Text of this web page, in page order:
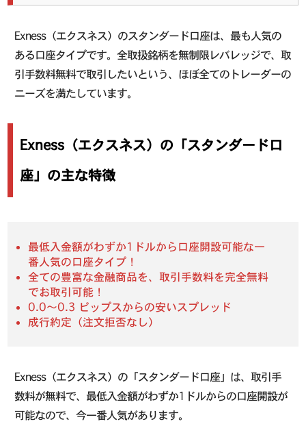
Exness（エクスネス）のスタンダード口座は、最も人気の
ある口座タイプです。全取扱銘柄を無制限レバレッジで、取
引手数料無料で取引したいという、ほぼ全てのトレーダーの
ニーズを満たしています。
Exness（エクスネス）の「スタンダード口
座」の主な特徴
最低入金額がわずか1ドルから口座開設可能な一
番人気の口座タイプ！
全ての豊富な金融商品を、取引手数料を完全無料
でお取引可能！
0.0〜0.3 ピップスからの安いスプレッド
成行約定（注文拒否なし）
Exness（エクスネス）の「スタンダード口座」は、取引手
数料が無料で、最低入金額がわずか1ドルからの口座開設が
可能なので、今一番人気があります。